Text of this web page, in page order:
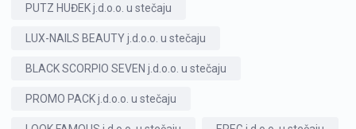
PUTZ HUĐEK j.d.o.o. u stečaju
LUX-NAILS BEAUTY j.d.o.o. u stečaju
BLACK SCORPIO SEVEN j.d.o.o. u stečaju
PROMO PACK j.d.o.o. u stečaju